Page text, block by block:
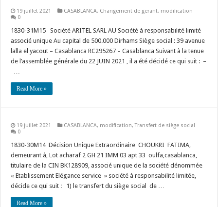
19 juillet 2021 CASABLANCA, Changement de gerant, modification
0
1830-31M15 Société ARITEL SARL AU Société à responsabilité limité
associé unique Au capital de 500.000 Dirhams Siège social : 39 avenue
lalla el yacout – Casablanca RC295267 – Casablanca Suivant à la tenue
de l’assemblée générale du 22 JUIN 2021 , il a été décidé ce qui suit : –
…
Read More »
19 juillet 2021 CASABLANCA, modification,Transfert de siège social
0
1830-30M14 Décision Unique Extraordinaire CHOUKRI FATIMA,
demeurant à, Lot acharaf 2 GH 21 IMM 03 apt 33 oulfa,casablanca,
titulaire de la CIN BK128909, associé unique de la société dénommée
« Etablissement Elégance service » société à responsabilité limitée,
décide ce qui suit : 1) le transfert du siège social de …
Read More »